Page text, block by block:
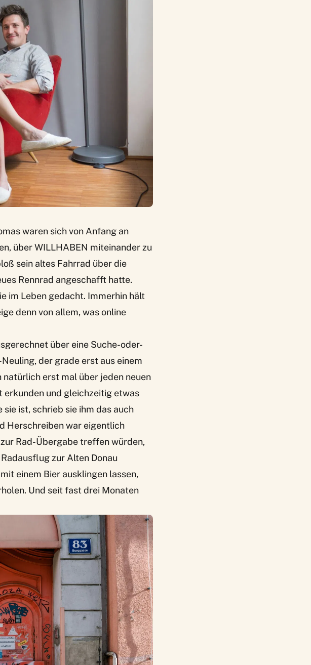
waren sich von Anfang an
über WILLHABEN miteinander zu
sein altes Fahrrad über die
Rennrad angeschafft hatte.
im Leben gedacht. Immerhin hält
denn von allem, was online
über eine Suche-oder-
der grade erst aus einem
erst mal über jeden neuen
erkunden und gleichzeitig etwas
ist, schrieb sie ihm das auch
Herschreiben war eigentlich
Rad-Übergabe treffen würden,
zur Alten Donau
einem Bier ausklingen lassen,
Und seit fast drei Monaten